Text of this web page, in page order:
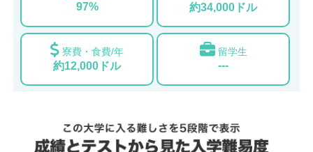
97% 約34,000ドル
寮費・食費/年
約12,000ドル
留学生
---